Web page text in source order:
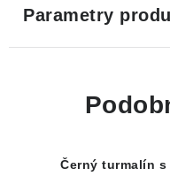
Parametry
Černý turmalín s